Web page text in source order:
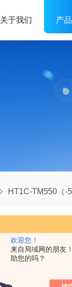
欢迎您！
来自局域网的朋友
助您的吗？
关于我们 产
HT1C-TM550（-50℃～550℃）手持式非接触红外测温仪/非接
手持